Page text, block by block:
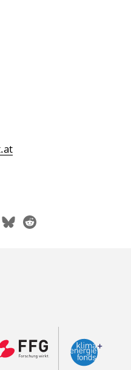
blueskyreddit